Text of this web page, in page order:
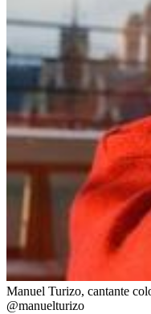
Manuel Turizo, cantante
@manuelturizo